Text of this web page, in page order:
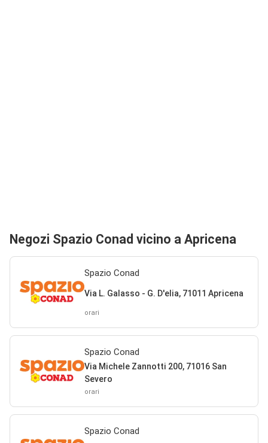
Negozi Spazio Conad vicino a Apricena
Spazio Conad
Via L. Galasso - G. D'elia, 71011 Apricena
orari
Spazio Conad
Via Michele Zannotti 200, 71016 San
Severo
orari
Spazio Conad